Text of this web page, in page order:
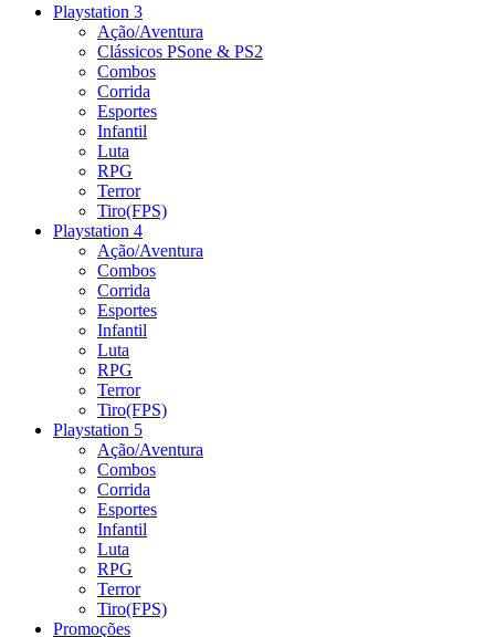
Playstation 3
Ação/Aventura
Clássicos PSone & PS2
Combos
Corrida
Esportes
Infantil
Luta
RPG
Terror
Tiro(FPS)
Playstation 4
Ação/Aventura
Combos
Corrida
Esportes
Infantil
Luta
RPG
Terror
Tiro(FPS)
Playstation 5
Ação/Aventura
Combos
Corrida
Esportes
Infantil
Luta
RPG
Terror
Tiro(FPS)
Promoções